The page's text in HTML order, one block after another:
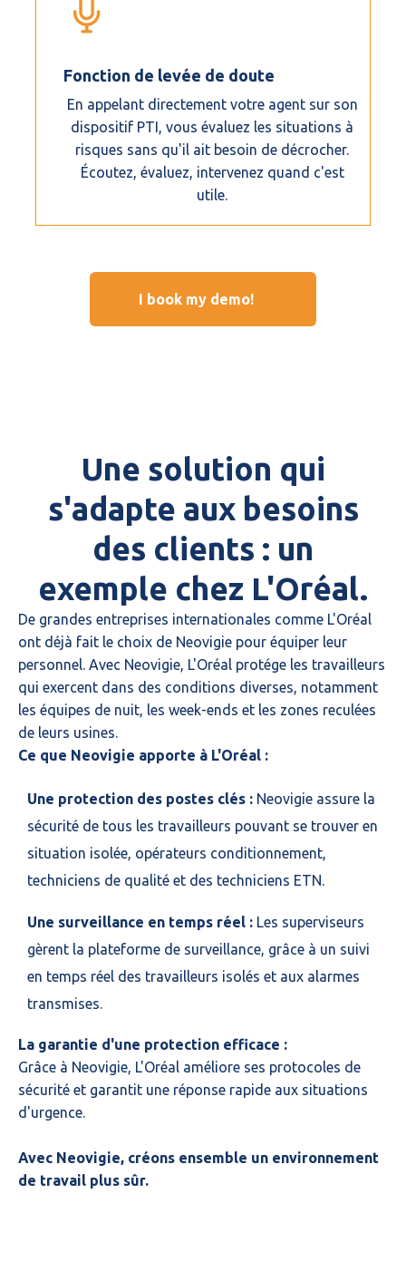
Fonction de levée de doute
En appelant directement votre agent sur son
dispositif PTI, vous évaluez les situations à
risques sans qu'il ait besoin de décrocher.
Écoutez, évaluez, intervenez quand c'est
utile.
I book my demo!
Une solution qui
s'adapte aux besoins
des clients : un
exemple chez L'Oréal.
De grandes entreprises internationales comme L'Oréal
ont déjà fait le choix de Neovigie pour équiper leur
personnel. Avec Neovigie, L'Oréal protége les travailleurs
qui exercent dans des conditions diverses, notamment
les équipes de nuit, les week-ends et les zones reculées
de leurs usines.
Ce que Neovigie apporte à L'Oréal :
Une protection des postes clés : Neovigie assure la
sécurité de tous les travailleurs pouvant se trouver en
situation isolée, opérateurs conditionnement,
techniciens de qualité et des techniciens ETN.
Une surveillance en temps réel : Les superviseurs
gèrent la plateforme de surveillance, grâce à un suivi
en temps réel des travailleurs isolés et aux alarmes
transmises.
La garantie d'une protection efficace :
Grâce à Neovigie, L'Oréal améliore ses protocoles de
sécurité et garantit une réponse rapide aux situations
d'urgence.
Avec Neovigie, créons ensemble un environnement
de travail plus sûr.